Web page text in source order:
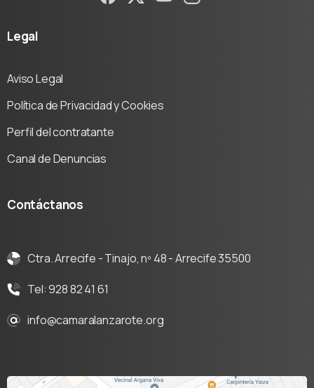
Legal
Aviso Legal
Política de Privacidad y Cookies
Perfil del contratante
Canal de Denuncias
Contáctanos
Ctra. Arrecife - Tinajo, nº 48 - Arrecife 35500
Tel: 928 82 41 61
info@camaralanzarote.org